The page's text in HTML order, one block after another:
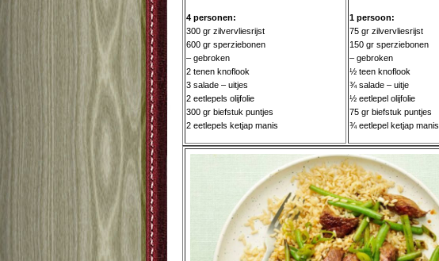
4 personen:
300 gr zilvervliesrijst
600 gr sperziebonen
– gebroken
2 tenen knoflook
3 salade – uitjes
2 eetlepels olijfolie
300 gr biefstuk puntjes
2 eetlepels ketjap manis
1 persoon:
75 gr zilvervliesrijst
150 gr sperziebonen
– gebroken
½ teen knoflook
¾ salade – uitje
½ eetlepel olijfolie
75 gr biefstuk puntjes
¾ eetlepel ketjap manis